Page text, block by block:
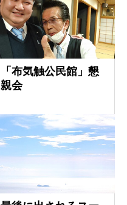
「布気触公民館」懇
親会